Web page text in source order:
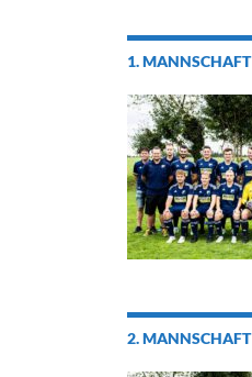
1. MANNSCHAFT
2. MANNSCHAFT